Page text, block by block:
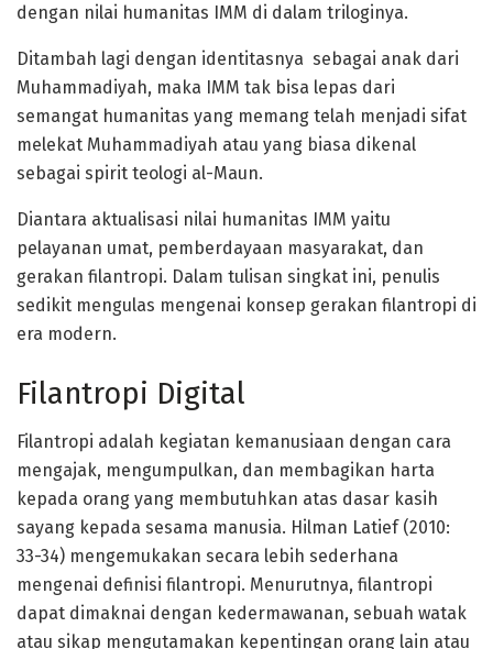
dengan nilai humanitas IMM di dalam triloginya.
Ditambah lagi dengan identitasnya sebagai anak dari
Muhammadiyah, maka IMM tak bisa lepas dari
semangat humanitas yang memang telah menjadi sifat
melekat Muhammadiyah atau yang biasa dikenal
sebagai spirit teologi al-Maun.
Diantara aktualisasi nilai humanitas IMM yaitu
pelayanan umat, pemberdayaan masyarakat, dan
gerakan filantropi. Dalam tulisan singkat ini, penulis
sedikit mengulas mengenai konsep gerakan filantropi di
era modern.
Filantropi Digital
Filantropi adalah kegiatan kemanusiaan dengan cara
mengajak, mengumpulkan, dan membagikan harta
kepada orang yang membutuhkan atas dasar kasih
sayang kepada sesama manusia. Hilman Latief (2010:
33-34) mengemukakan secara lebih sederhana
mengenai definisi filantropi. Menurutnya, filantropi
dapat dimaknai dengan kedermawanan, sebuah watak
atau sikap mengutamakan kepentingan orang lain atau